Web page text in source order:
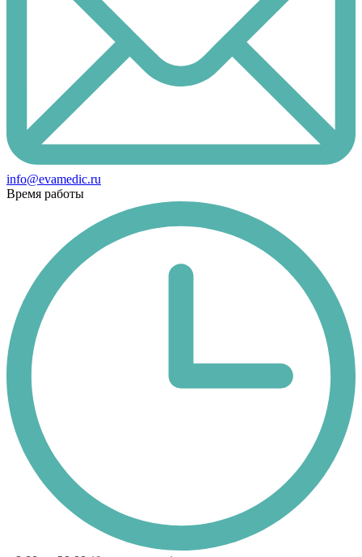
info@evamedic.ru
Время работы